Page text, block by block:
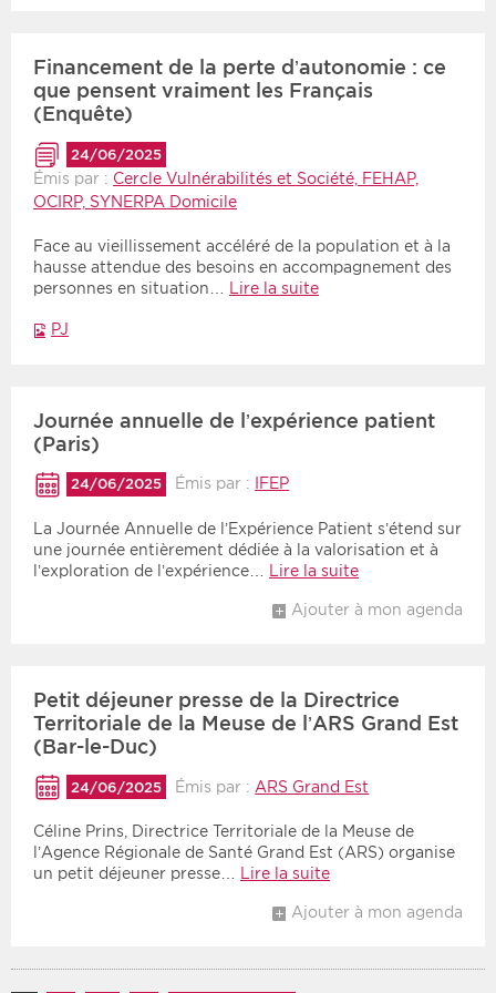
Financement de la perte d’autonomie : ce
que pensent vraiment les Français
(Enquête)
24/06/2025
Émis par : Cercle Vulnérabilités et Société, FEHAP,
OCIRP, SYNERPA Domicile
Face au vieillissement accéléré de la population et à la
hausse attendue des besoins en accompagnement des
personnes en situation…
Lire la suite
PJ
Journée annuelle de l’expérience patient
(Paris)
24/06/2025 Émis par : IFEP
La Journée Annuelle de l’Expérience Patient s’étend sur
une journée entièrement dédiée à la valorisation et à
l’exploration de l’expérience…
Lire la suite
Ajouter à mon agenda
Petit déjeuner presse de la Directrice
Territoriale de la Meuse de l’ARS Grand Est
(Bar-le-Duc)
24/06/2025 Émis par : ARS Grand Est
Céline Prins, Directrice Territoriale de la Meuse de
l’Agence Régionale de Santé Grand Est (ARS) organise
un petit déjeuner presse…
Lire la suite
Ajouter à mon agenda